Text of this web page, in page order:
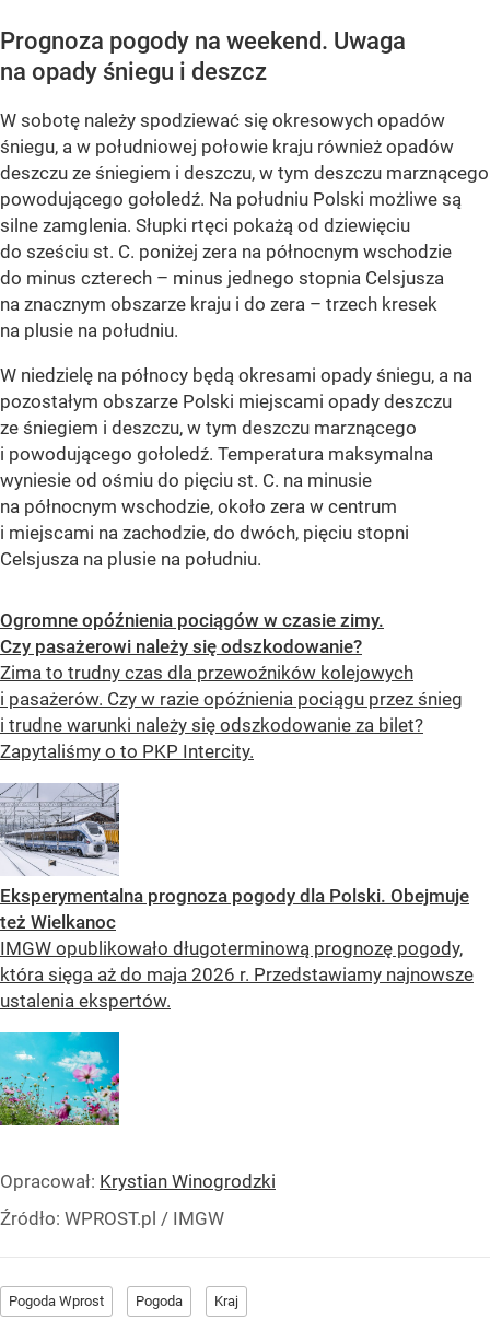
Prognoza pogody na weekend. Uwaga
na opady śniegu i deszcz
W sobotę należy spodziewać się okresowych opadów
śniegu, a w południowej połowie kraju również opadów
deszczu ze śniegiem i deszczu, w tym deszczu marznącego
powodującego gołoledź. Na południu Polski możliwe są
silne zamglenia. Słupki rtęci pokażą od dziewięciu
do sześciu st. C. poniżej zera na północnym wschodzie
do minus czterech – minus jednego stopnia Celsjusza
na znacznym obszarze kraju i do zera – trzech kresek
na plusie na południu.
W niedzielę na północy będą okresami opady śniegu, a na
pozostałym obszarze Polski miejscami opady deszczu
ze śniegiem i deszczu, w tym deszczu marznącego
i powodującego gołoledź. Temperatura maksymalna
wyniesie od ośmiu do pięciu st. C. na minusie
na północnym wschodzie, około zera w centrum
i miejscami na zachodzie, do dwóch, pięciu stopni
Celsjusza na plusie na południu.
Ogromne opóźnienia pociągów w czasie zimy.
Czy pasażerowi należy się odszkodowanie?
Zima to trudny czas dla przewoźników kolejowych
i pasażerów. Czy w razie opóźnienia pociągu przez śnieg
i trudne warunki należy się odszkodowanie za bilet?
Zapytaliśmy o to PKP Intercity.
Eksperymentalna prognoza pogody dla Polski. Obejmuje
też Wielkanoc
IMGW opublikowało długoterminową prognozę pogody,
która sięga aż do maja 2026 r. Przedstawiamy najnowsze
ustalenia ekspertów.
Opracował: Krystian Winogrodzki
Źródło: WPROST.pl / IMGW
Pogoda Wprost Pogoda Kraj